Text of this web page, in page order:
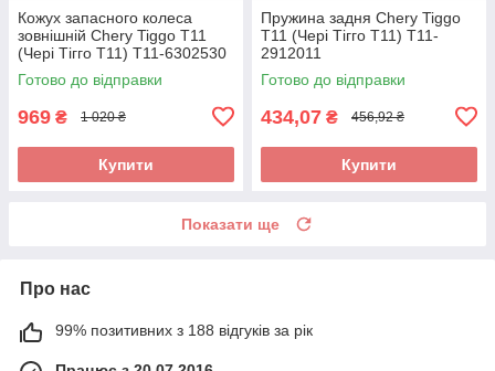
Кожух запасного колеса
зовнішній Chery Tiggo T11
(Чері Тігго Т11) T11-6302530
Готово до відправки
969 ₴ 1 020 ₴
Купити
Пружина задня Chery Tiggo
T11 (Чері Тігго Т11) T11-
2912011
Готово до відправки
434,07 ₴ 456,92 ₴
Купити
Показати ще
Про нас
99% позитивних з 188 відгуків за рік